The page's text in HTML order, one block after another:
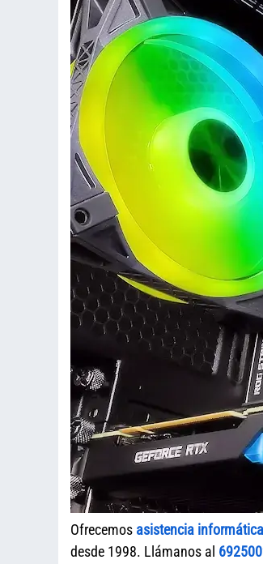
Ofrecemos asistencia informática
desde 1998. Llámanos al